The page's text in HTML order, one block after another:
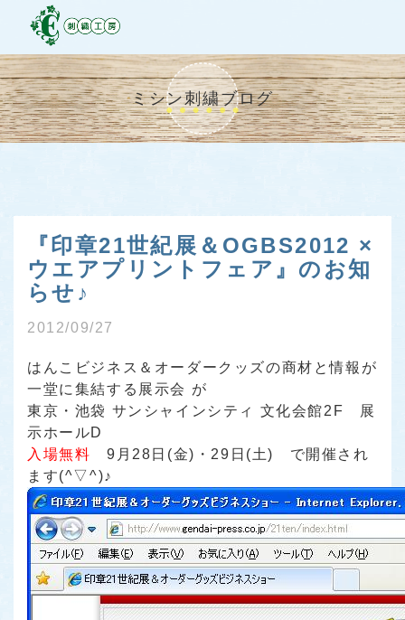
ミシン刺繍ブログ
『印章21世紀展＆OGBS2012 ×
ウエアプリントフェア』のお知
らせ♪
2012/09/27
はんこビジネス＆オーダークッズの商材と情報が
一堂に集結する展示会 が
東京・池袋 サンシャインシティ 文化会館2F 展
示ホールD
入場無料
9月28日(金)・29日(土) で開催され
ます(^▽^)♪